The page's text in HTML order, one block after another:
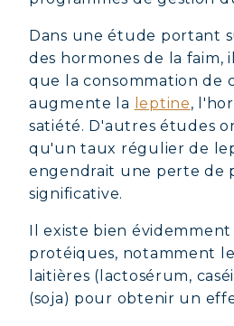
Dans une étude portant
des hormones de la faim,
que la consommation de
augmente la
leptine,
satiété. D'autres études
qu'un taux régulier de
engendrait une perte de
significative.
Il existe bien
protéiques, notamment
laitières (lactosérum,
(soja) pour obtenir un